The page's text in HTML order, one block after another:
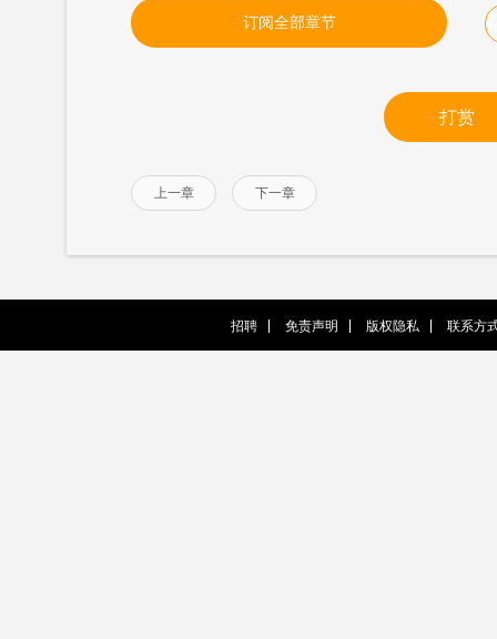
订阅全部章节
打赏
上一章 下一章
招聘 免责声明 版权隐私 联系方